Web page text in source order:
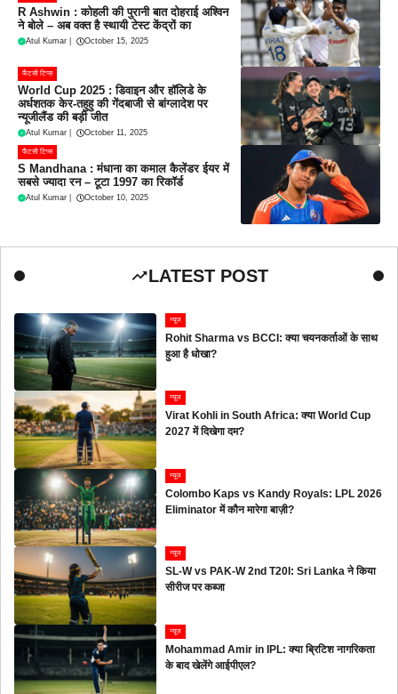
R Ashwin : कोहली की पुरानी बात दोहराई अश्विन
ने बोले – अब वक्त है स्थायी टेस्ट केंद्रों का
Atul Kumar October 15, 2025
फैंटसी टिप्स
World Cup 2025 : डिवाइन और हॉलिडे के
अर्धशतक केर-तहुहु की गेंदबाजी से बांग्लादेश पर
न्यूजीलैंड की बड़ी जीत
Atul Kumar October 11, 2025
फैंटसी टिप्स
S Mandhana : मंधाना का कमाल कैलेंडर ईयर में
सबसे ज्यादा रन – टूटा 1997 का रिकॉर्ड
Atul Kumar October 10, 2025
LATEST POST
न्यूज
Rohit Sharma vs BCCI: क्या चयनकर्ताओं के साथ
हुआ है धोखा?
न्यूज
Virat Kohli in South Africa: क्या World Cup
2027 में दिखेगा दम?
न्यूज
Colombo Kaps vs Kandy Royals: LPL 2026
Eliminator में कौन मारेगा बाज़ी?
न्यूज
SL-W vs PAK-W 2nd T20I: Sri Lanka ने किया
सीरीज पर कब्जा
न्यूज
Mohammad Amir in IPL: क्या ब्रिटिश नागरिकता
के बाद खेलेंगे आईपीएल?